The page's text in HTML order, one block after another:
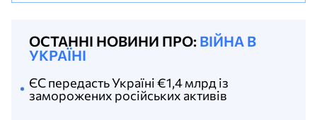
ОСТАННІ НОВИНИ ПРО: ВІЙНА В
УКРАЇНІ
ЄС передасть Україні €1,4 млрд із
заморожених російських активів